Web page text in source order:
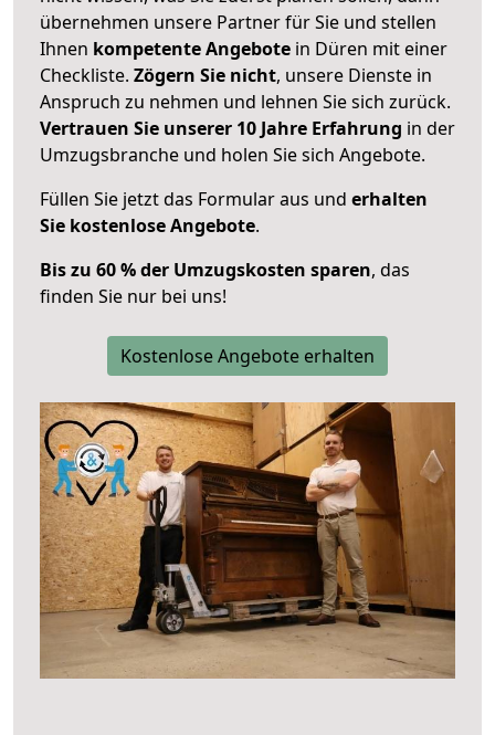
übernehmen unsere Partner für Sie und stellen
Ihnen kompetente Angebote in Düren mit einer
Checkliste. Zögern Sie nicht, unsere Dienste in
Anspruch zu nehmen und lehnen Sie sich zurück.
Vertrauen Sie unserer 10 Jahre Erfahrung in der
Umzugsbranche und holen Sie sich Angebote.
Füllen Sie jetzt das Formular aus und erhalten
Sie kostenlose Angebote.
Bis zu 60 % der Umzugskosten sparen, das
finden Sie nur bei uns!
Kostenlose Angebote erhalten